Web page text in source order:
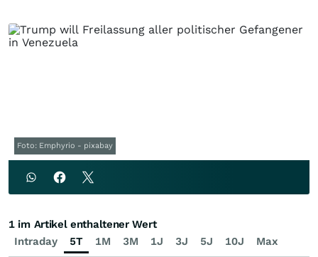
Foto: Emphyrio - pixabay
Intraday 5T 1M 3M 1J 3J 5J 10J Max
1 im Artikel enthaltener Wert